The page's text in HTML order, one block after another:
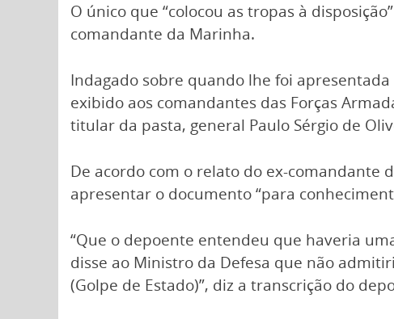
O único que “colocou as tropas à
comandante da Marinha.
Indagado sobre quando lhe foi
exibido aos comandantes das Forças
titular da pasta, general Paulo Sérgio de
De acordo com o relato do ex-comandante
apresentar o documento “para
“Que o depoente entendeu que haveria
disse ao Ministro da Defesa que não
(Golpe de Estado)”, diz a transcrição do